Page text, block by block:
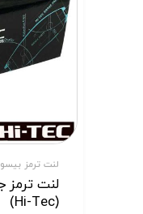
لنت ترمز بیسو T3
(Hi-Tec)